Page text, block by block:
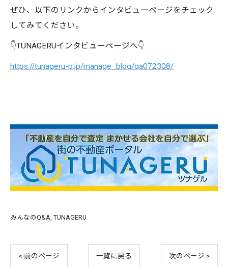
ぜひ、以下のリンクからインタビューページをチェック
してみてください。
👇TUNAGERUインタビューページへ👇
https://tunageru-p.jp/manage_blog/qa072308/
みんなのQ&A TUNAGERU
< 前のページ 一覧に戻る 次のページ >